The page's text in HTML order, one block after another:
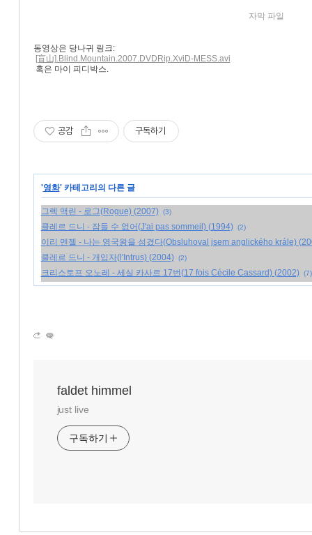
자막 파일
동영상은 당나귀 링크:
[盲山].Blind.Mountain.2007.DVDRip.XviD-MESS.avi
혹은 마이 피디박스.
공감 구독하기
'영화' 카테고리의 다른 글
그렉 맥린 - 로그(Rogue) (2007) (3)
클레르 드니 - 잠들 수 없어(J'ai pas sommeil) (1994) (2)
이리 멘젤 - 나는 영국왕을 섬겼다(Obsluhoval jsem anglického krále)
클레르 드니 - 개입자(l'Intrus) (2004) (2)
크리스토프 오노레 - 세실 카사르 17번(17 fois Cécile Cassard) (2002) (7)
faldet himmel
just live
구독하기